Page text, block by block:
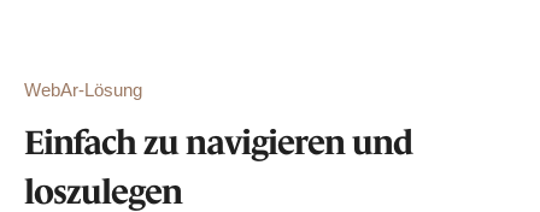
WebAr-Lösung
Einfach zu navigieren und
loszulegen